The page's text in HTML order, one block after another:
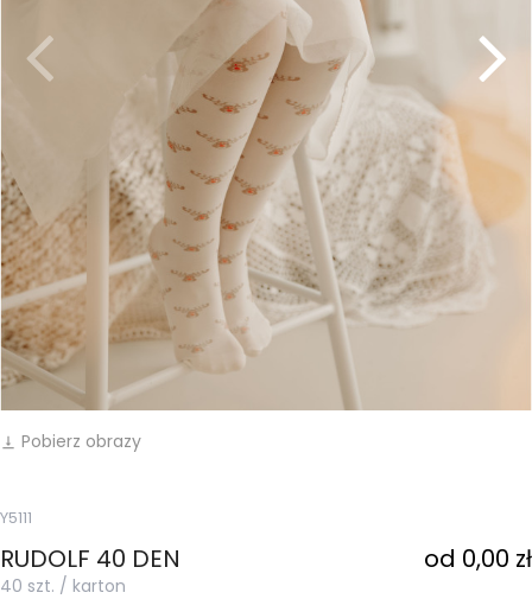
vertical_align_bottom Pobierz obrazy
Y5111
RUDOLF 40 DEN od 0,00 zł
40 szt. / karton